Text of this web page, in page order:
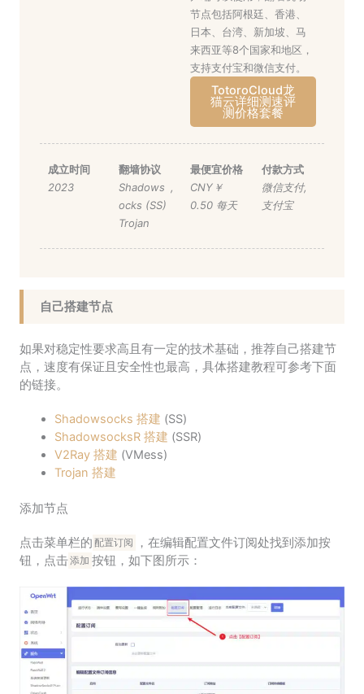
节点包括阿根廷、香港、
日本、台湾、新加坡、马
来西亚等8个国家和地区，
支持支付宝和微信支付。
TotoroCloud龙
猫云详细测速评
测价格套餐
成立时间
2023
翻墙协议
Shadows
ocks (SS)
,
Trojan
最便宜价格
CNY￥
0.50 每天
付款方式
微信支付,
支付宝
自己搭建节点
如果对稳定性要求高且有一定的技术基础，推荐自己搭建节
点，速度有保证且安全性也最高，具体搭建教程可参考下面
的链接。
Shadowsocks 搭建 (SS)
ShadowsocksR 搭建 (SSR)
V2Ray 搭建 (VMess)
Trojan 搭建
添加节点
点击菜单栏的 配置订阅
，在编辑配置文件订阅处找到添加按
钮，点击添加 按钮，如下图所示：